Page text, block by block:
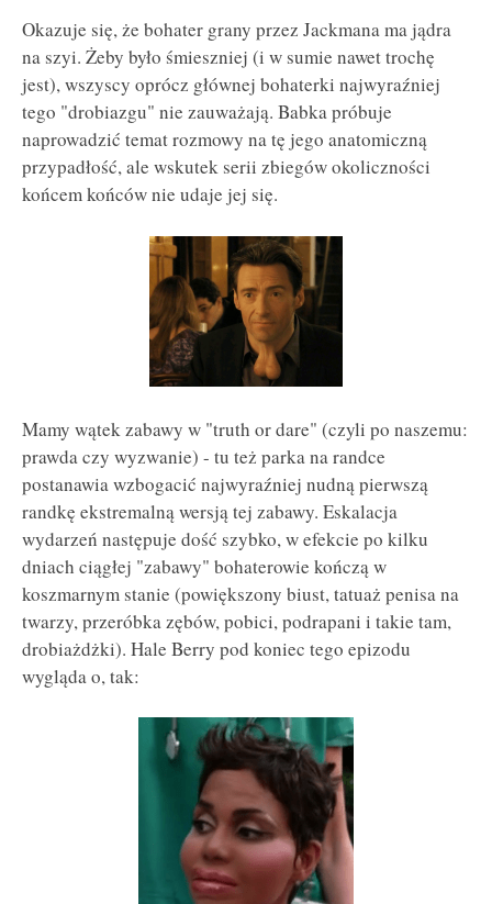
Okazuje się, że bohater grany przez Jackmana ma jądra
na szyi. Żeby było śmieszniej (i w sumie nawet trochę
jest), wszyscy oprócz głównej bohaterki najwyraźniej
tego "drobiazgu" nie zauważają. Babka próbuje
naprowadzić temat rozmowy na tę jego anatomiczną
przypadłość, ale wskutek serii zbiegów okoliczności
końcem końców nie udaje jej się.
Mamy wątek zabawy w "truth or dare" (czyli po naszemu:
prawda czy wyzwanie) - tu też parka na randce
postanawia wzbogacić najwyraźniej nudną pierwszą
randkę ekstremalną wersją tej zabawy. Eskalacja
wydarzeń następuje dość szybko, w efekcie po kilku
dniach ciągłej "zabawy" bohaterowie kończą w
koszmarnym stanie (powiększony biust, tatuaż penisa na
twarzy, przeróbka zębów, pobici, podrapani i takie tam,
drobiażdżki). Hale Berry pod koniec tego epizodu
wygląda o, tak: